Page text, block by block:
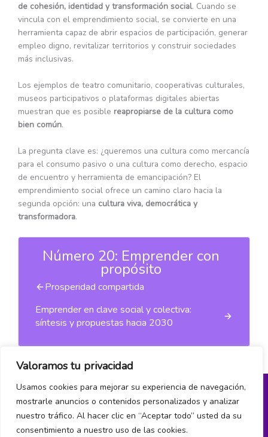
Valoramos tu privacidad
Usamos cookies para mejorar su experiencia de navegación,
mostrarle anuncios o contenidos personalizados y analizar
nuestro tráfico. Al hacer clic en “Aceptar todo” usted da su
consentimiento a nuestro uso de las cookies.
de cohesión, identidad y transformación social. Cuando se
vincula con el emprendimiento social, se convierte en una
herramienta capaz de abrir espacios de participación, generar
empleo digno, revitalizar territorios y construir sociedades
más inclusivas.
Los ejemplos de teatro comunitario, cooperativas culturales,
museos participativos o plataformas digitales abiertas
muestran que es posible reapropiarse de la cultura como
bien común.
La pregunta clave es: ¿queremos una cultura como mercancía
para el consumo pasivo o una cultura como derecho, espacio
de encuentro y herramienta de emancipación? El
emprendimiento social ofrece un camino claro hacia la
segunda opción: una cultura viva, democrática y
transformadora.
Número 20: Emprender con
propósito
Prosperidad compartida
Emprender en clave social y colectiva:
síntesis y propuestas hacia 2030
Política de privacidad